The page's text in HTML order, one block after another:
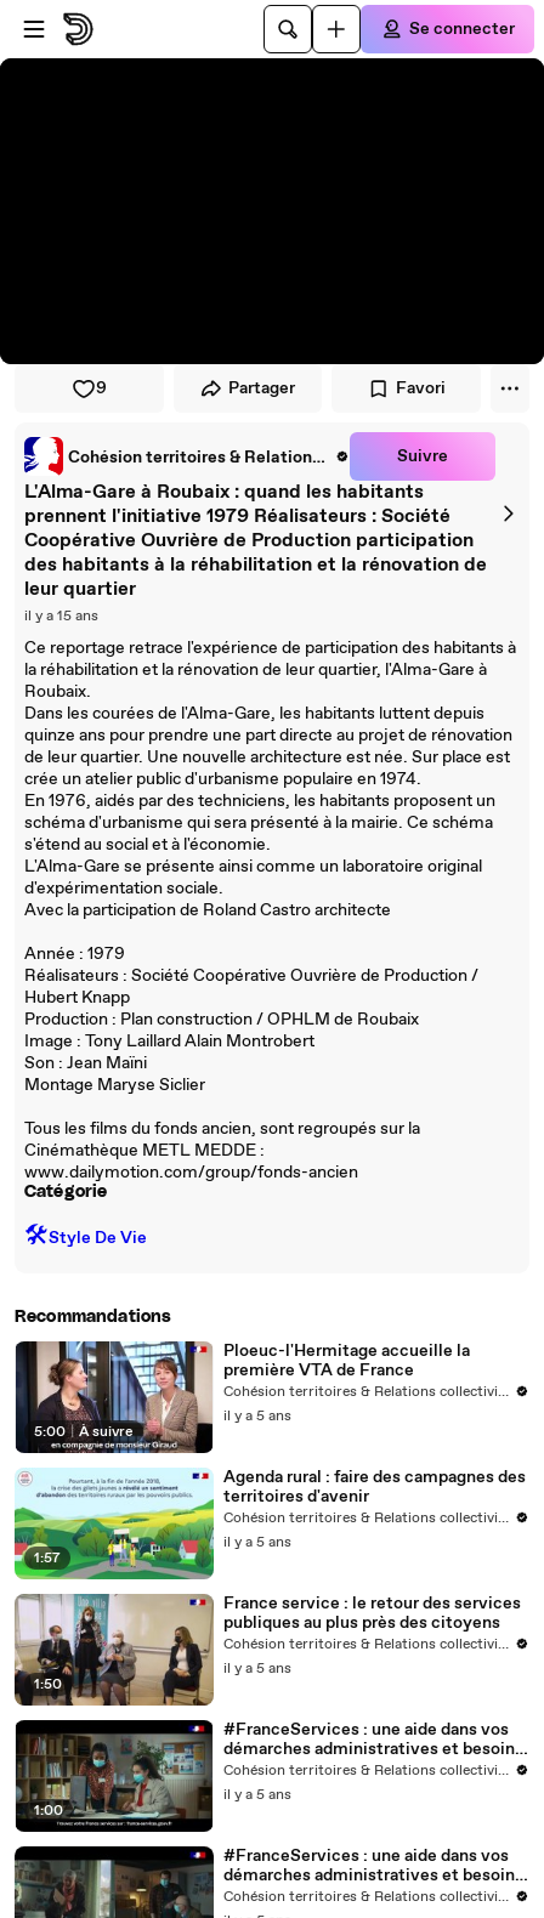
Passer au player
Passer au contenu principal
Se connecter
9 Partager Favori
Cohésion territoires & Relations collectivités Suivre
L'Alma-Gare à Roubaix : quand les habitants
prennent l'initiative 1979 Réalisateurs : Société
Coopérative Ouvrière de Production participation
des habitants à la réhabilitation et la rénovation de
leur quartier
il y a 15 ans
Ce reportage retrace l'expérience de participation des habitants à
la réhabilitation et la rénovation de leur quartier, l'Alma-Gare à
Roubaix.
Dans les courées de l'Alma-Gare, les habitants luttent depuis
quinze ans pour prendre une part directe au projet de rénovation
de leur quartier. Une nouvelle architecture est née. Sur place est
crée un atelier public d'urbanisme populaire en 1974.
En 1976, aidés par des techniciens, les habitants proposent un
schéma d'urbanisme qui sera présenté à la mairie. Ce schéma
s'étend au social et à l'économie.
L'Alma-Gare se présente ainsi comme un laboratoire original
d'expérimentation sociale.
Avec la participation de Roland Castro architecte
Année : 1979
Réalisateurs : Société Coopérative Ouvrière de Production /
Hubert Knapp
Production : Plan construction / OPHLM de Roubaix
Image : Tony Laillard Alain Montrobert
Son : Jean Maïni
Montage Maryse Siclier
Tous les films du fonds ancien, sont regroupés sur la
Cinémathèque METL MEDDE :
www.dailymotion.com/group/fonds-ancien
Catégorie
🛠️Style De Vie
Recommandations
5:00 | À suivre
Ploeuc-l'Hermitage accueille la
première VTA de France
Cohésion territoires & Relations collectivités
il y a 5 ans
1:57
Agenda rural : faire des campagnes des
territoires d'avenir
Cohésion territoires & Relations collectivités
il y a 5 ans
1:50
France service : le retour des services
publiques au plus près des citoyens
Cohésion territoires & Relations collectivités
il y a 5 ans
1:00
#FranceServices : une aide dans vos
démarches administratives et besoins
numériques du quotidien
Cohésion territoires & Relations collectivités
il y a 5 ans
#FranceServices : une aide dans vos
démarches administratives et besoins
numériques du quotidien (3)
Cohésion territoires & Relations collectivités